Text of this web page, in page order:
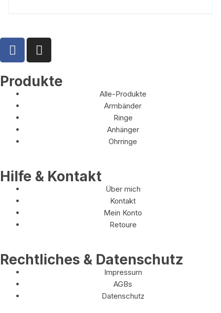
Produkte
Alle-Produkte
Armbänder
Ringe
Anhänger
Ohrringe
Hilfe & Kontakt
Über mich
Kontakt
Mein Konto
Retoure
Rechtliches & Datenschutz
Impressum
AGBs
Datenschutz